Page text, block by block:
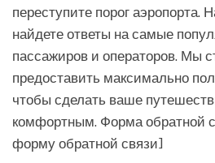
переступите порог аэропорта.
найдете ответы на самые
пассажиров и операторов. Мы
предоставить максимально
чтобы сделать ваше
комфортным. Форма обратной
форму обратной связи]